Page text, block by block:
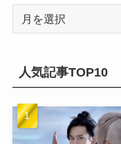
ブ
人気記事TOP10